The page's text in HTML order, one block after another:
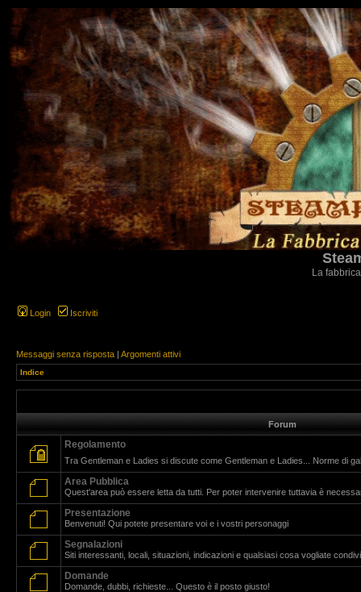
La
Login Iscriviti
Messaggi senza risposta | Argomenti attivi
Indice
Forum
Regolamento
Tra Gentleman e Ladies si discute come Gentleman e Ladies... Norme di
Area Pubblica
Quest'area può essere letta da tutti. Per poter intervenire tuttavia è
Presentazione
Benvenuti! Qui potete presentare voi e i vostri personaggi
Segnalazioni
Siti interessanti, locali, situazioni, indicazioni e qualsiasi cosa vogliate
Domande
Domande, dubbi, richieste... Questo è il posto giusto!